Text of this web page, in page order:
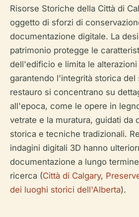
Risorse Storiche della Città di
oggetto di sforzi di
documentazione digitale. La
patrimonio protegge le
dell'edificio e limita le
garantendo l'integrità storica del
restauro si concentrano su
all'epoca, come le opere in
vetrate e la muratura, guidati da
storica e tecniche tradizionali.
indagini digitali 3D hanno
documentazione a lungo
ricerca (Città di Calgary,
dei luoghi storici dell'Alberta).